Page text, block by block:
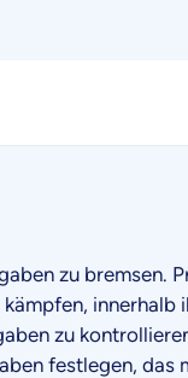
zu bremsen.
zu
festlegen, das